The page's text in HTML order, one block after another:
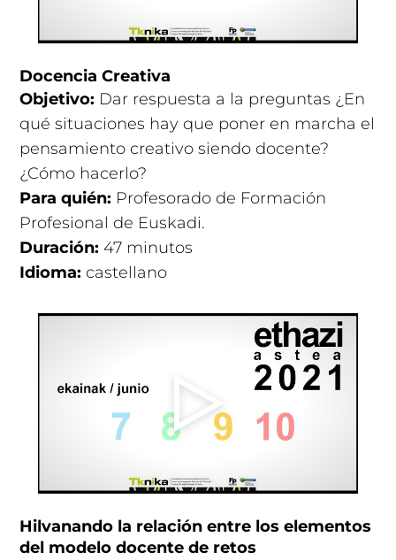
Docencia Creativa
Objetivo: Dar respuesta a la preguntas ¿En
qué situaciones hay que poner en marcha el
pensamiento creativo siendo docente?
¿Cómo hacerlo?
Para quién: Profesorado de Formación
Profesional de Euskadi.
Duración: 47 minutos
Idioma: castellano
Hilvanando la relación entre los elementos
del modelo docente de retos